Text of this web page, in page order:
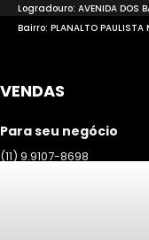
Logradouro: AVENIDA DOS
Bairro: PLANALTO
VENDAS
Para seu negócio
(11) 9.9107-8698